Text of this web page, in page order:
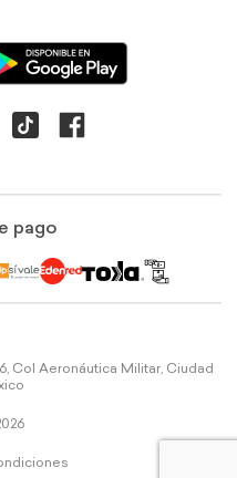
pago
Col Aeronáutica Militar, Ciudad